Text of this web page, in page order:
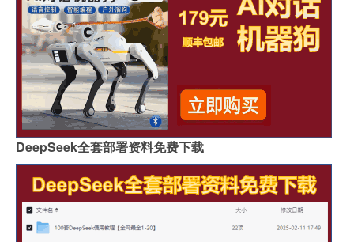
DeepSeek全套部署资料免费下载